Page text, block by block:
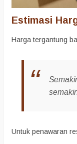
Estimasi
Harga tergantung
Untuk penawaran